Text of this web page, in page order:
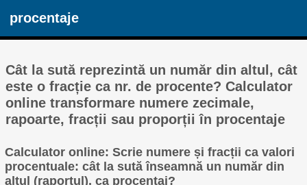
procentaje
Cât la sută reprezintă un număr din altul, cât
este o fracție ca nr. de procente? Calculator
online transformare numere zecimale,
rapoarte, fracții sau proporții în procentaje
Calculator online: Scrie numere și fracții ca valori
procentuale: cât la sută înseamnă un număr din
altul (raportul), ca procentaj?